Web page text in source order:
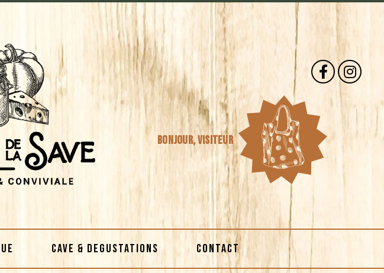
Bonjour,visiteur
CAVE & DEGUSTATIONS CONTACT